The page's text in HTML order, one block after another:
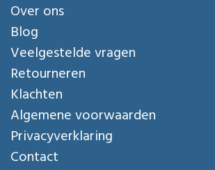
Over ons
Blog
Veelgestelde vragen
Retourneren
Klachten
Algemene voorwaarden
Privacyverklaring
Contact